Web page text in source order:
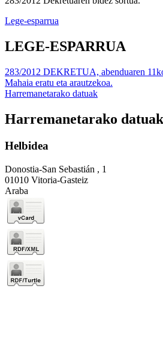
Lege-esparrua
LEGE-ESPARRUA
283/2012 DEKRETUA, abenduaren
Mahaia eratu eta arautzekoa.
Harremanetarako datuak
Harremanetarako datuak
Helbidea
Donostia-San Sebastián , 1
01010 Vitoria-Gasteiz
Araba